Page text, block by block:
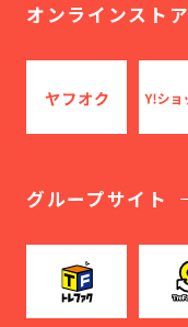
オンラインストア
グループサイト